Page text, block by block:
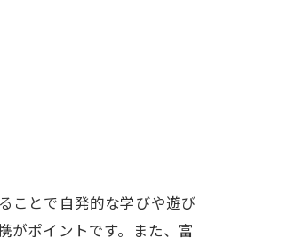
ことで自発的な学びや遊び
がポイントです。また、富